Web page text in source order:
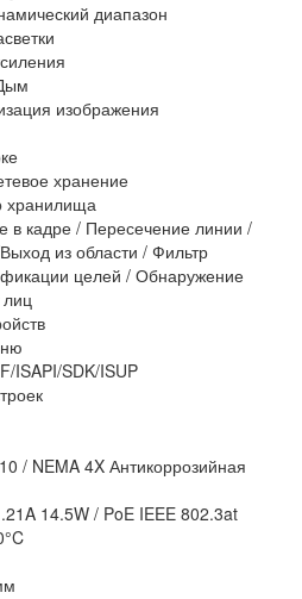
диапазон
изображения
хранение
хранилища
в кадре / Пересечение линии /
из области / Фильтр
целей / Обнаружение
лиц
ISAPI/SDK/ISUP
/ NEMA 4X Антикоррозийная
14.5W / PoE IEEE 802.3at